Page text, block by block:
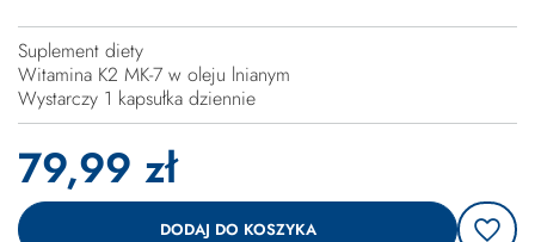
Suplement diety
Witamina K2 MK-7 w oleju lnianym
Wystarczy 1 kapsułka dziennie
79,99 zł
DODAJ DO KOSZYKA